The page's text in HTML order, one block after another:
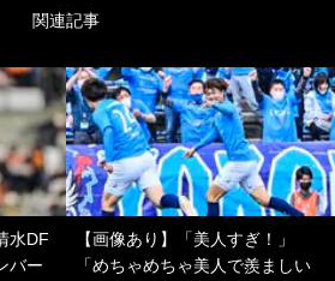
関連記事
水DF
バー
【画像あり】「美人すぎ！」
「めちゃめちゃ美人で羨ましい